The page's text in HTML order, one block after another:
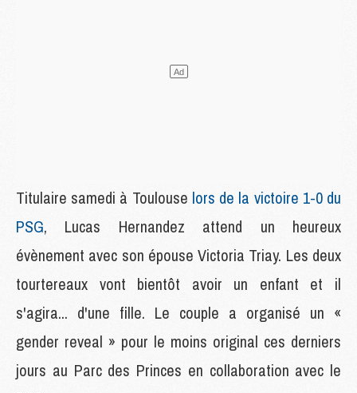
Titulaire samedi à Toulouse lors de la victoire 1-0 du
PSG, Lucas Hernandez attend un heureux
évènement avec son épouse Victoria Triay. Les deux
tourtereaux vont bientôt avoir un enfant et il
s'agira... d'une fille. Le couple a organisé un «
gender reveal » pour le moins original ces derniers
jours au Parc des Princes en collaboration avec le